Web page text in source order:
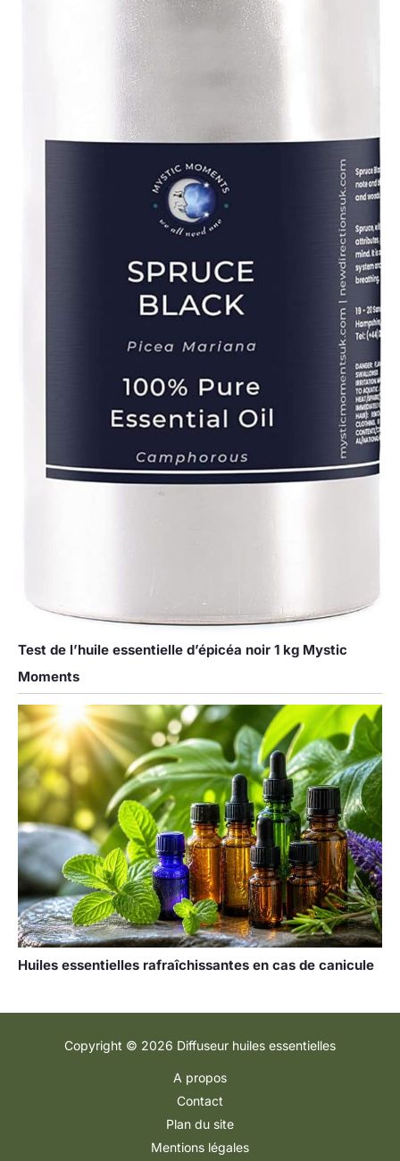
Test de l’huile essentielle d’épicéa noir 1 kg Mystic
Moments
Huiles essentielles rafraîchissantes en cas de canicule
Copyright © 2026 Diffuseur huiles essentielles
A propos
Contact
Plan du site
Mentions légales